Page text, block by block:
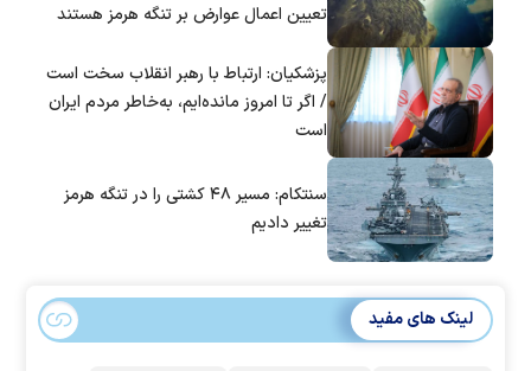
تعیین اعمال عوارض بر تنگه هرمز هستند
پزشکیان: ارتباط با رهبر انقلاب سخت است
/ اگر تا امروز مانده‌ایم، به‌خاطر مردم ایران
است
سنتکام: مسیر ۴۸ کشتی را در تنگه هرمز
تغییر دادیم
لینک های مفید